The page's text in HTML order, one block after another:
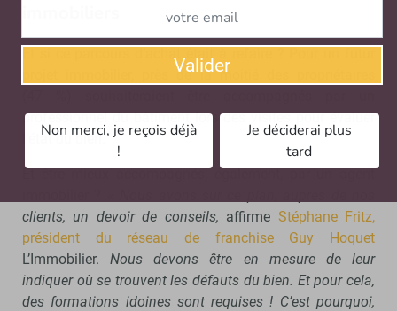
Et si ce parcours d’achat était à refaire ? Pour un futur
projet immobilier, près de la moitié des propriétaires
professionnel du bâtiment lors des visites pour évaluer
l’état du bien.
Et être mieux accompagnés, également, par un agent
clients, un devoir de conseils, affirme Stéphane Fritz,
président du réseau de franchise Guy Hoquet
L’Immobilier.Nous devons être en mesure de leur
indiquer où se trouvent les défauts du bien. Et pour cela,
des formations idoines sont requises ! C’est pourquoi,
Valider
Non merci, je reçois déjà
!
Je déciderai plus
tard